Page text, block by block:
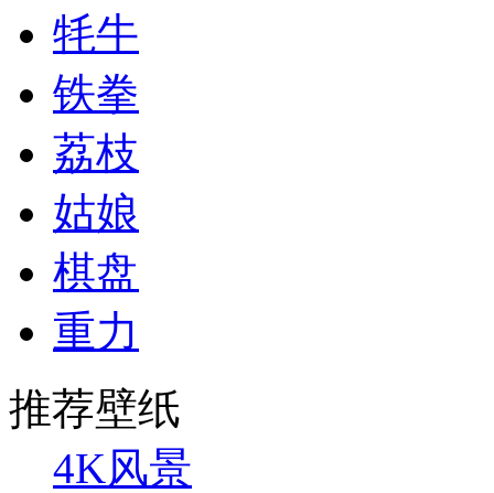
牦牛
铁拳
荔枝
姑娘
棋盘
重力
推荐壁纸
4K风景